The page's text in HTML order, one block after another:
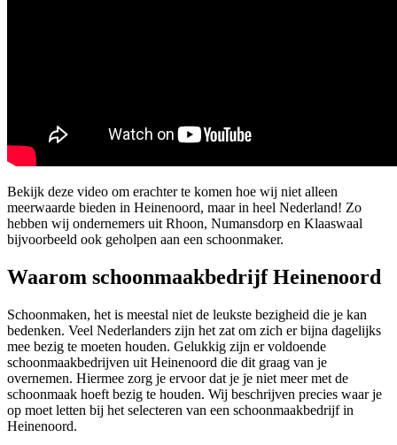
Bekijk deze video om erachter te komen hoe wij niet alleen
meerwaarde bieden in Heinenoord, maar in heel Nederland! Zo
hebben wij ondernemers uit Rhoon, Numansdorp en Klaaswaal
bijvoorbeeld ook geholpen aan een schoonmaker.
Waarom schoonmaakbedrijf Heinenoord
Schoonmaken, het is meestal niet de leukste bezigheid die je kan
bedenken. Veel Nederlanders zijn het zat om zich er bijna dagelijks
mee bezig te moeten houden. Gelukkig zijn er voldoende
schoonmaakbedrijven uit Heinenoord die dit graag van je
overnemen. Hiermee zorg je ervoor dat je je niet meer met de
schoonmaak hoeft bezig te houden. Wij beschrijven precies waar je
op moet letten bij het selecteren van een schoonmaakbedrijf in
Heinenoord.